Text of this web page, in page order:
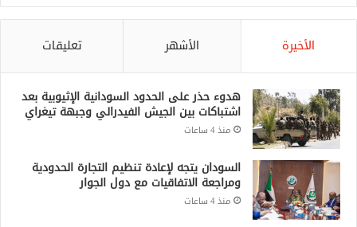
الأخيرة الأشهر تعليقات
هدوء حذر على الحدود السودانية الإثيوبية بعد
اشتباكات بين الجيش الفيدرالي وجبهة تيغراي
منذ 4 ساعات
السودان يتجه لإعادة تنظيم التجارة الحدودية
ومراجعة الاتفاقيات مع دول الجوار
منذ 4 ساعات